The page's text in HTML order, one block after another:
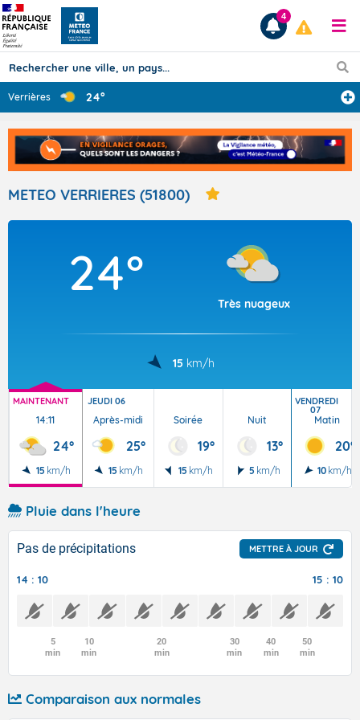
Prévisions
TOUS LES RÉSULTATS
Articles
4
Verrières 24°
METEO VERRIERES (51800)
24°
Très nuageux
15 km/h
MAINTENANT
14:11
24°
15 km/h
JEUDI 06
Après-midi
25°
15 km/h
Soirée
19°
15 km/h
Nuit
13°
5 km/h
VENDREDI
07
Matin
20°
10 km/h
Pluie dans l'heure
Pas de précipitations METTRE À JOUR
14 : 10 15 : 10
5
min
10
min
20
min
30
min
40
min
50
min
Comparaison aux normales